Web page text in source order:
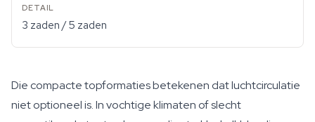
3 zaden / 5 zaden
Die compacte topformaties betekenen dat luchtcirculatie
niet optioneel is. In vochtige klimaten of slecht